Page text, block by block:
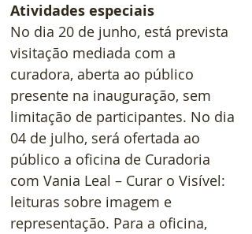
Atividades especiais
No dia 20 de junho, está prevista
visitação mediada com a
curadora, aberta ao público
presente na inauguração, sem
limitação de participantes. No dia
04 de julho, será ofertada ao
público a oficina de Curadoria
com Vania Leal – Curar o Visível:
leituras sobre imagem e
representação. Para a oficina,